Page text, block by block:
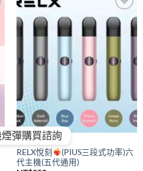
Add to
wishlist
RELX
RELX悅刻
(PIUS三段式功率)六
代主機(五代通用)
彈購買諮詢